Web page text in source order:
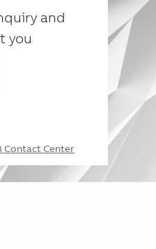
and
you
Contact Center